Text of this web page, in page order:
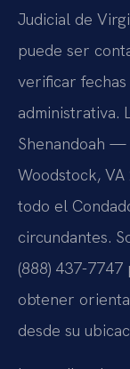
Judicial de
puede ser
verificar
administrativa.
Shenandoah —
Woodstock,
todo el
circundantes.
(888) 437-
obtener
desde su